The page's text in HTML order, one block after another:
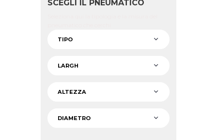
SCEGLI IL PNEUMATICO